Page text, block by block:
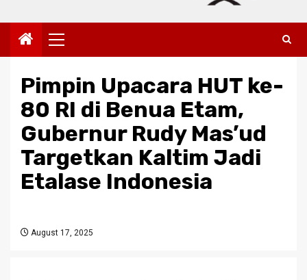
Primary
Menu
Pimpin Upacara HUT ke-
80 RI di Benua Etam,
Gubernur Rudy Mas’ud
Targetkan Kaltim Jadi
Etalase Indonesia
August 17, 2025